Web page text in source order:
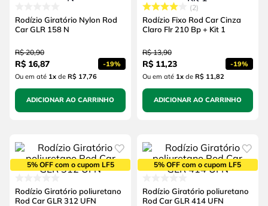
Rodízio Giratório Nylon Rod
Car GLR 158 N
R$ 20,90
R$ 16,87 -19%
Ou em até 1xde R$ 17,76
ADICIONAR AO CARRINHO
2
Rodízio Fixo Rod Car Cinza
Claro Flr 210 Bp + Kit 1
R$ 13,90
R$ 11,23 -19%
Ou em até 1xde R$ 11,82
ADICIONAR AO CARRINHO
5% OFF com o cupom LF5
Rodízio Giratório poliuretano
Rod Car GLR 312 UFN
5% OFF com o cupom LF5
Rodízio Giratório poliuretano
Rod Car GLR 414 UFN